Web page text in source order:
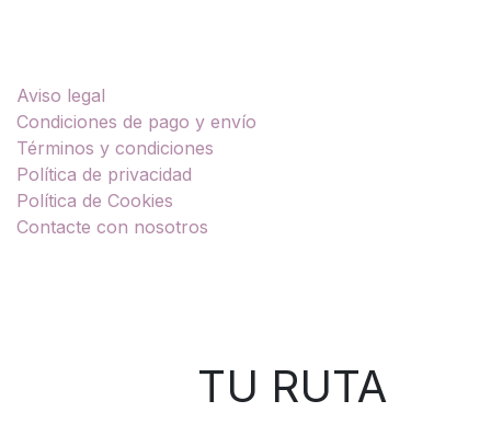
Aviso legal
Condiciones de pago y envío
Términos y condiciones
Política de privacidad
Política de Cookies
Contacte con nosotros
TU RUTA